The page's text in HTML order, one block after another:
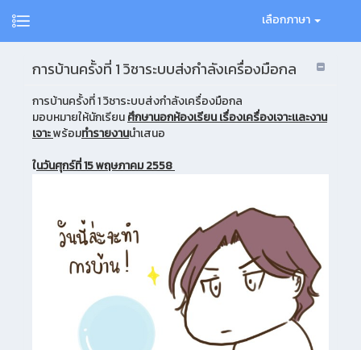
เลือกภาษา
การบ้านครั้งที่ 1 วิชาระบบส่งกำลังเครื่องมือกล
การบ้านครั้งที่ 1 วิชาระบบส่งกำลังเครื่องมือกล
มอบหมายให้นักเรียนศึกษานอกห้องเรียน เรื่องเครื่องเจาะเเละงาน
เจาะพร้อมทำรายงานนำเสนอ
ในวันศุกร์ที่ 15 พฤษภาคม 2558